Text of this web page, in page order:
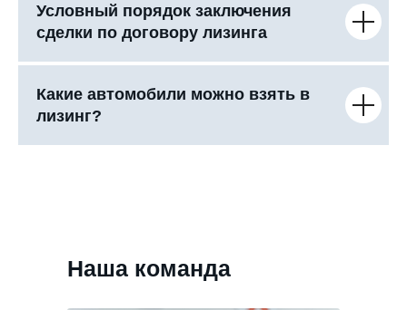
Условный порядок заключения
сделки по договору лизинга
Какие автомобили можно взять в
лизинг?
Наша команда